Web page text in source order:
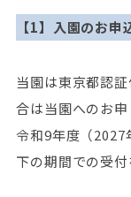
【1】入園のお申
当園は東京都認
合は当園へのお申
令和9年度（2027
下の期間での受付